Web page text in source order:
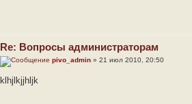
Re: Вопросы администраторам
pivo_admin » 21 июл 2010, 20:50
klhjlkjjhljk